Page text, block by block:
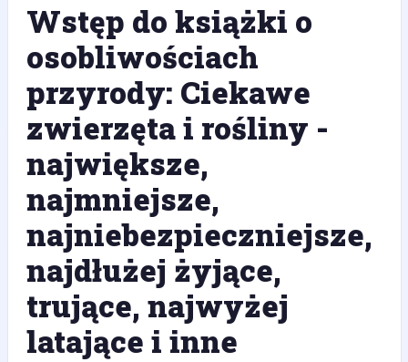
Wstęp do książki o
osobliwościach
przyrody: Ciekawe
zwierzęta i rośliny -
największe,
najmniejsze,
najniebezpieczniejsze,
najdłużej żyjące,
trujące, najwyżej
latające i inne